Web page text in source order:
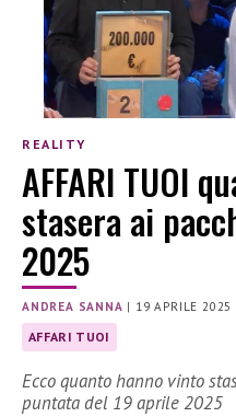
REALITY
AFFARI TUOI
stasera ai
2025
ANDREA SANNA | 19 APRILE 2025
AFFARI TUOI
Ecco quanto hanno vinto
puntata del 19 aprile 2025